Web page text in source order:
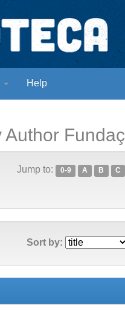
Help
Author
Jump to: 0-9 A B C
Sort by: